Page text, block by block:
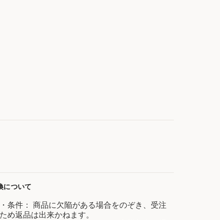
について
条件： 商品に欠陥がある場合をのぞき、受注
め返品は出来かねます。